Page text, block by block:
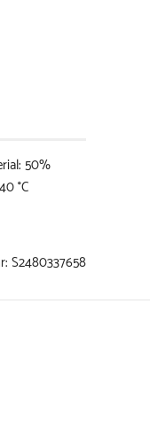
°C
S2480337658